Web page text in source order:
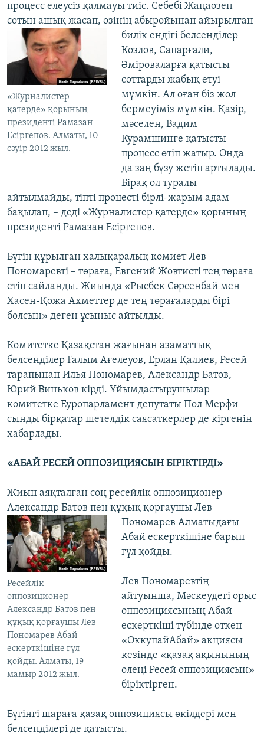
процесс елеусіз қалмауы тиіс. Себебі Жаңаөзен
сотын ашық жасап, өзінің абыройынан айырылған
билік ендігі
«Журналистер
қатерде» қорының
президенті Рамазан
Есіргепов. Алматы, 10
сәуір 2012 жыл.
белсенділер
Козлов, Сапарғали,
Әміроваларға қатысты
соттарды жабық етуі
мүмкін. Ал оған біз жол
бермеуіміз мүмкін. Қазір,
мәселен, Вадим
Курамшинге қатысты
процесс өтіп жатыр. Онда
да заң бұзу жетіп артылады.
Бірақ ол туралы
айтылмайды, тіпті процесті бірлі-жарым адам
бақылап, – деді «Журналистер қатерде» қорының
президенті Рамазан Есіргепов.
Бүгін құрылған халықаралық комиет Лев
Пономаревті – төраға, Евгений Жовтисті тең төраға
етіп сайланды. Жиында «Рысбек Сәрсенбай мен
Хасен-Қожа Ахметтер де тең төрағаларды бірі
болсын» деген ұсыныс айтылды.
Комитетке Қазақстан жағынан азаматтық
белсенділер Ғалым Ағелеуов, Ерлан Қалиев, Ресей
тарапынан Илья Пономарев, Александр Батов,
Юрий Виньков кірді. Ұйымдастырушылар
комитетке Еуропарламент депутаты Пол Мерфи
сынды бірқатар шетелдік саясаткерлер де кіргенін
хабарлады.
«АБАЙ РЕСЕЙ ОППОЗИЦИЯСЫН БІРІКТІРДІ»
Жиын аяқталған соң ресейлік оппозиционер
Александр Батов пен құқық қорғаушы
Ресейлік
оппозиционер
Александр Батов пен
құқық қорғаушы Лев
Пономарев Абай
ескерткішіне гүл
қойды. Алматы, 19
мамыр 2012 жыл.
Лев
Пономарев Алматыдағы
Абай ескерткішіне барып
гүл қойды.
Лев Пономаревтің
айтуынша, Мәскеудегі орыс
оппозициясының Абай
ескерткіші түбінде өткен
«ОккупайАбай» акциясы
кезінде «қазақ ақынының
өлеңі Ресей оппозициясын»
біріктірген.
Бүгінгі шараға қазақ оппозициясы өкілдері мен
белсенділері де қатысты.